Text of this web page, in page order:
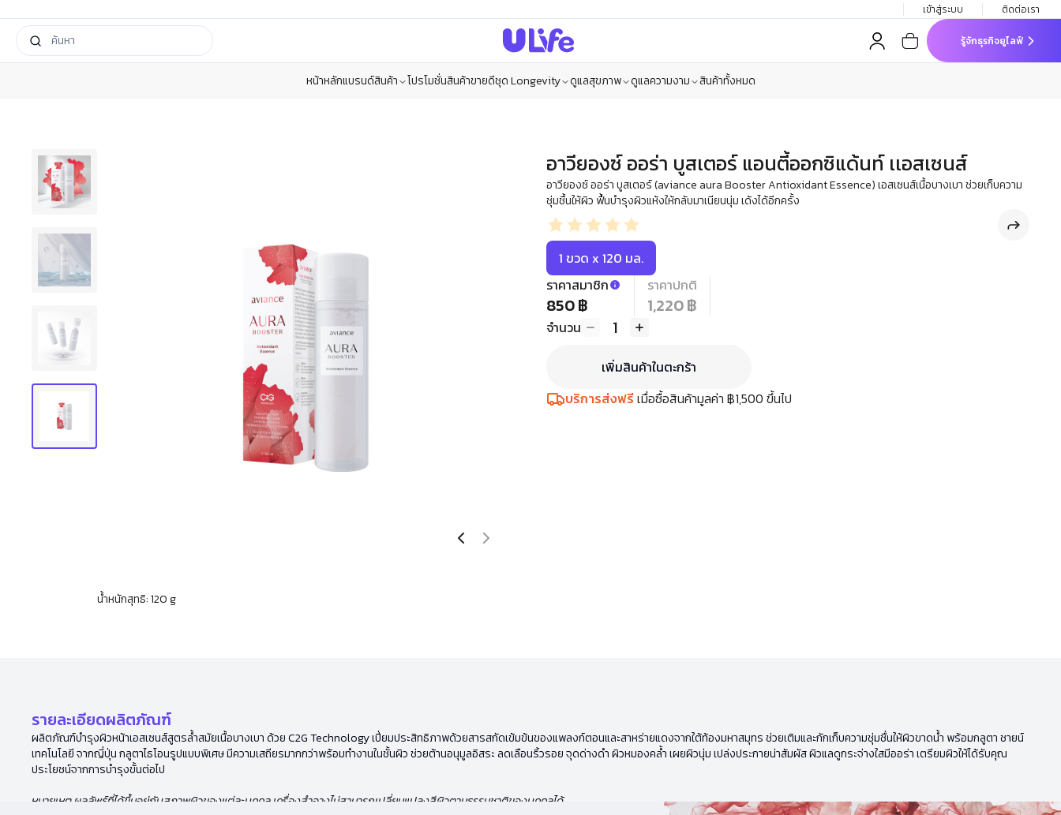
เข้าสู่ระบบ ติดต่อเรา
รู้จักธุรกิจยูไลฟ์
หน้าหลักแบรนด์สินค้า โปรโมชั่นสินค้าขายดีชุด Longevity ดูแลสุขภาพ ดูแลความงาม สินค้าทั้งหมด
น้ำหนักสุทธิ: 120 g
อาวียองซ์ ออร่า บูสเตอร์ แอนตี้ออกซิแด้นท์ เเอสเซนส์
อาวียองซ์ ออร่า บูสเตอร์ (aviance aura Booster Antioxidant Essence) เอสเซนส์เนื้อบางเบา ช่วยเก็บความ
ชุ่มชื้นให้ผิว ฟื้นบำรุงผิวแห้งให้กลับมาเนียนนุ่ม เด้งได้อีกครั้ง
1 ขวด x 120 มล.
ราคาสมาชิก
850 ฿
ราคาปกติ
1,220 ฿
จำนวน 1
เพิ่มสินค้าในตะกร้า
บริการส่งฟรีเมื่อซื้อสินค้ามูลค่า ฿1,500 ขึ้นไป
รายละเอียดผลิตภัณฑ์
ผลิตภัณฑ์บำรุงผิวหน้าเอสเซนส์สูตรล้ำสมัยเนื้อบางเบา ด้วย C2G Technology เปี่ยมประสิทธิภาพด้วยสารสกัดเข้มข้นของแพลงก์ตอนและสาหร่ายแดงจากใต้ท้องมหาสมุทร ช่วยเติมและกักเก็บความชุ่มชื่นให้ผิวขาดน้ำ พร้อมกลูตา ชายน์
เทคโนโลยี จากญี่ปุ่น กลูตาไธโอนรูปแบบพิเศษ มีความเสถียรมากกว่าพร้อมทำงานในชั้นผิว ช่วยต้านอนุมูลอิสระ ลดเลือนริ้วรอย จุดด่างดำ ผิวหมองคล้ำ เผยผิวนุ่ม เปล่งประกายน่าสัมผัส ผิวแลดูกระจ่างใสมีออร่า เตรียมผิวให้ได้รับคุณ
ประโยชน์จากการบำรุงขั้นต่อไป
หมายเหตุ ผลลัพธ์ที่ได้ขึ้นอยู่กับสภาพผิวของแต่ละบุคคล เครื่องสำอางไม่สามารถเปลี่ยนแปลงสีผิวตามธรรมชาติของบุคคลได้